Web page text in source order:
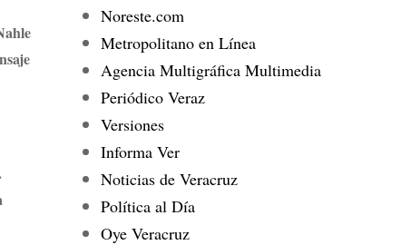
Noreste.com
Metropolitano en Línea
Agencia Multigráfica Multimedia
Periódico Veraz
Versiones
Informa Ver
Noticias de Veracruz
Política al Día
Oye Veracruz